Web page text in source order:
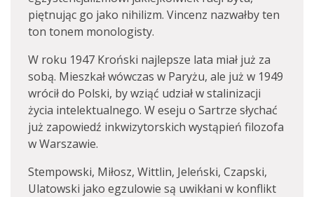
piętnując go jako nihilizm. Vincenz nazwałby ten
ton tonem monologisty.
W roku 1947 Kroński najlepsze lata miał już za
sobą. Mieszkał wówczas w Paryżu, ale już w 1949
wrócił do Polski, by wziąć udział w stalinizacji
życia intelektualnego. W eseju o Sartrze słychać
już zapowiedź inkwizytorskich wystąpień filozofa
w Warszawie.
Stempowski, Miłosz, Wittlin, Jeleński, Czapski,
Ulatowski jako egzulowie są uwikłani w konflikt